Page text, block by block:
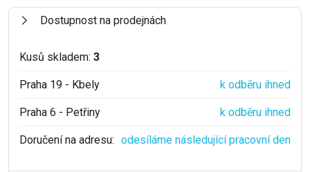
Dostupnost na prodejnách
Kusů skladem: 3
Praha 19 - Kbely k odběru ihned
Praha 6 - Petřiny k odběru ihned
Doručení na adresu: odesíláme následující pracovní den